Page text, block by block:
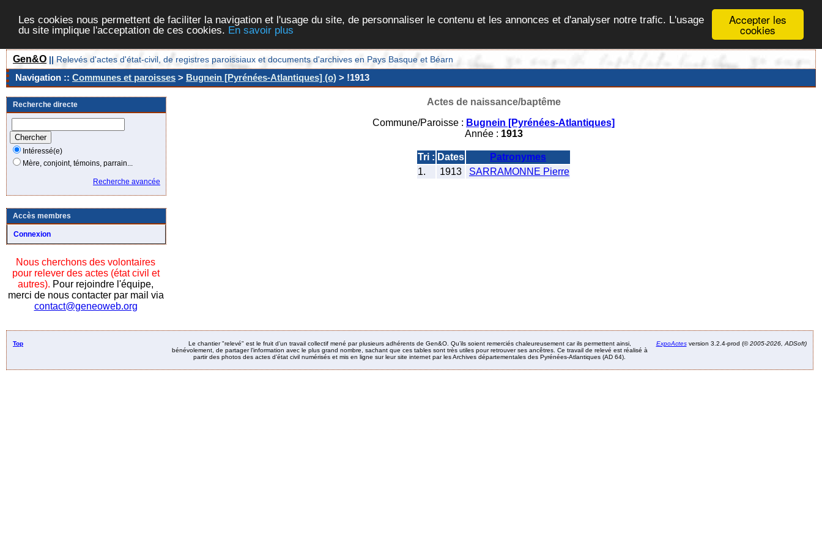
Accepter les
cookies
Les cookies nous permettent de faciliter la navigation et l'usage du site, de personnaliser le contenu et les annonces et d'analyser notre trafic. L'usage
du site implique l'acceptation de ces cookies. En savoir plus
Gen&O || Relevés d'actes d'état-civil, de registres paroissiaux et documents d'archives en Pays Basque et Béarn
Navigation :: Communes et paroisses > Bugnein [Pyrénées-Atlantiques] (o) > !1913
Recherche directe
Intéressé(e)
Mère, conjoint, témoins, parrain...
Recherche avancée
Accès membres
Connexion
Nous cherchons des volontaires
pour relever des actes (état civil et
autres). Pour rejoindre l'équipe,
merci de nous contacter par mail via
contact@geneoweb.org
Actes de naissance/baptême
Commune/Paroisse : Bugnein [Pyrénées-Atlantiques]
Année : 1913
Tri : Dates
Patronymes
1.
1913 SARRAMONNE Pierre
Top
Le chantier "relevé" est le fruit d’un travail collectif mené par plusieurs adhérents de Gen&O. Qu’ils soient remerciés chaleureusement car ils permettent ainsi,
bénévolement, de partager l’information avec le plus grand nombre, sachant que ces tables sont très utiles pour retrouver ses ancêtres. Ce travail de relevé est réalisé à
partir des photos des actes d’état civil numérisés et mis en ligne sur leur site internet par les Archives départementales des Pyrénées-Atlantiques (AD 64).
ExpoActesversion 3.2.4-prod (©2005-2026, ADSoft)